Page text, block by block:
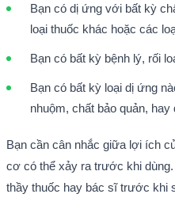
Bạn có dị ứng với bất kỳ
loại thuốc khác hoặc các
Bạn có bất kỳ bệnh lý, rối
Bạn có bất kỳ loại dị ứng
nhuộm, chất bảo quản, hay
Bạn cần cân nhắc giữa lợi ích
cơ có thể xảy ra trước khi
thầy thuốc hay bác sĩ trước khi